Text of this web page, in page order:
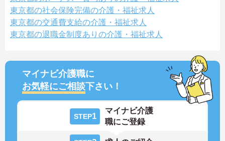
東京都の社会保険完備の介護・福祉求人
東京都の交通費支給の介護・福祉求人
東京都の退職金制度ありの介護・福祉求人
マイナビ介護職に
お気軽にご相談下さい！
STEP1
マイナビ介護
職にご登録